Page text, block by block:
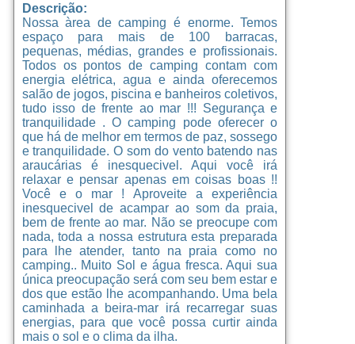
Descrição:
Nossa àrea de camping é enorme. Temos
espaço para mais de 100 barracas,
pequenas, médias, grandes e profissionais.
Todos os pontos de camping contam com
energia elétrica, agua e ainda oferecemos
salão de jogos, piscina e banheiros coletivos,
tudo isso de frente ao mar !!! Segurança e
tranquilidade . O camping pode oferecer o
que há de melhor em termos de paz, sossego
e tranquilidade. O som do vento batendo nas
araucárias é inesquecivel. Aqui você irá
relaxar e pensar apenas em coisas boas !!
Você e o mar ! Aproveite a experiência
inesquecivel de acampar ao som da praia,
bem de frente ao mar. Não se preocupe com
nada, toda a nossa estrutura esta preparada
para lhe atender, tanto na praia como no
camping.. Muito Sol e água fresca. Aqui sua
única preocupação será com seu bem estar e
dos que estão lhe acompanhando. Uma bela
caminhada a beira-mar irá recarregar suas
energias, para que você possa curtir ainda
mais o sol e o clima da ilha.